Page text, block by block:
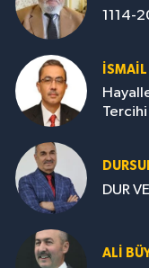
1114-
Tercihi
DUR
ALİ